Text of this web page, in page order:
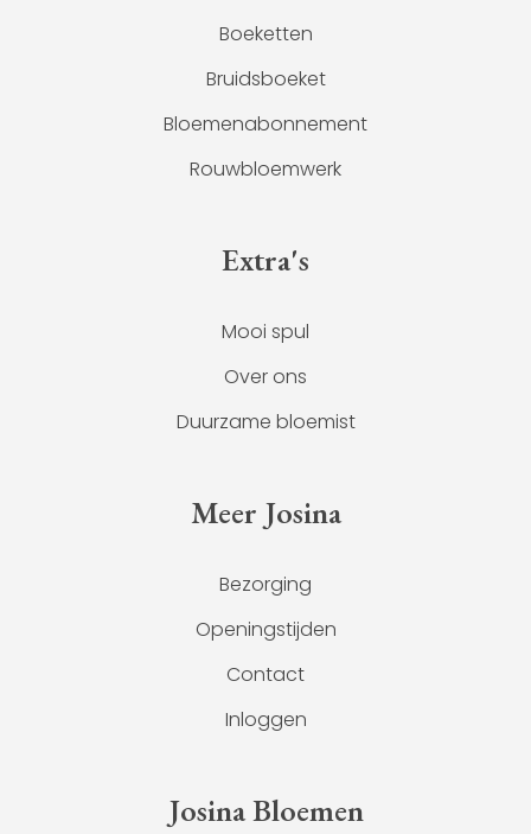
Boeketten
Bruidsboeket
Bloemenabonnement
Rouwbloemwerk
Extra's
Mooi spul
Over ons
Duurzame bloemist
Meer Josina
Bezorging
Openingstijden
Contact
Inloggen
Josina Bloemen